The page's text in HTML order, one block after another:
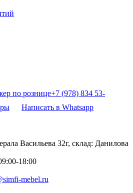
по рознице+7 (978) 834 53-
Написать в Whatsapp
Васильева 32г, склад: Данилова
18:00
mebel.ru